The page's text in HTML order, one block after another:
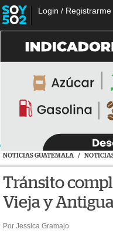
Login / Registrarme
NOTICIAS GUATEMALA /
Tránsito
Vieja y
Por Jessica Gramajo